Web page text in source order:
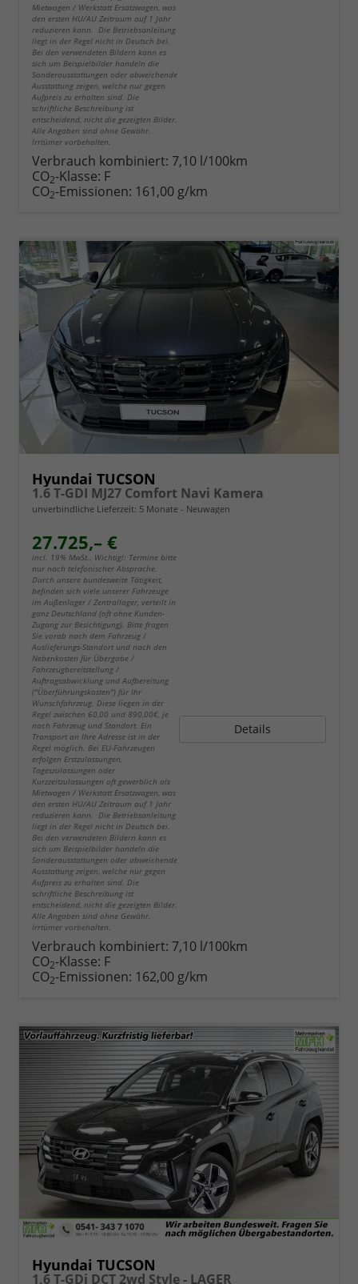
Mietwagen / Werkstatt Ersatzwagen, was
den ersten HU/AU Zeitraum auf 1 Jahr
reduzieren kann. Die Betriebsanleitung
liegt in der Regel nicht in Deutsch bei.
Bei den verwendeten Bildern kann es
sich um Beispielbilder handeln die
Sonderausstattungen oder abweichende
Ausstattung zeigen, welche nur gegen
Aufpreis zu erhalten sind. Die
schriftliche Beschreibung ist
entscheidend, nicht die gezeigten Bilder.
Alle Angaben sind ohne Gewähr.
Irrtümer vorbehalten.
Verbrauch kombiniert: 7,10 l/100km
CO2-Klasse: F
CO2-Emissionen: 161,00 g/km
Hyundai TUCSON
1.6 T-GDI MJ27 Comfort Navi Kamera
unverbindliche Lieferzeit: 5 Monate Neuwagen
27.725,– €
incl. 19% MwSt.. Wichtig!: Termine bitte
nur nach telefonischer Absprache.
Durch unsere bundesweite Tätigkeit,
befinden sich viele unserer Fahrzeuge
im Außenlager / Zentrallager, verteilt in
ganz Deutschland (oft ohne Kunden-
Zugang zur Besichtigung). Bitte fragen
Sie vorab nach dem Fahrzeug /
Auslieferungs-Standort und nach den
Nebenkosten für Übergabe /
Fahrzeugbereitstellung /
Auftragsabwicklung und Aufbereitung
("Überführungskosten") für Ihr
Wunschfahrzeug. Diese liegen in der
Regel zwischen 60,00 und 890,00€, je
nach Fahrzeug und Standort. Ein
Transport an Ihre Adresse ist in der
Regel möglich. Bei EU-Fahrzeugen
erfolgen Erstzulassungen,
Tageszulassungen oder
Kurzzeitzulassungen oft gewerblich als
Mietwagen / Werkstatt Ersatzwagen, was
den ersten HU/AU Zeitraum auf 1 Jahr
reduzieren kann. Die Betriebsanleitung
liegt in der Regel nicht in Deutsch bei.
Bei den verwendeten Bildern kann es
sich um Beispielbilder handeln die
Sonderausstattungen oder abweichende
Ausstattung zeigen, welche nur gegen
Aufpreis zu erhalten sind. Die
schriftliche Beschreibung ist
entscheidend, nicht die gezeigten Bilder.
Alle Angaben sind ohne Gewähr.
Irrtümer vorbehalten.
Details
Verbrauch kombiniert: 7,10 l/100km
CO2-Klasse: F
CO2-Emissionen: 162,00 g/km
Hyundai TUCSON
1,6 T-GDi DCT 2wd Style - LAGER